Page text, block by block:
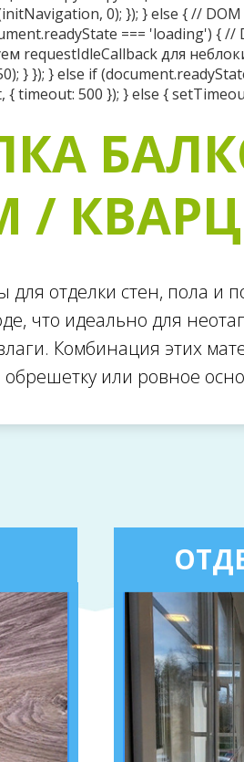
/
отделки стен, пола и
что идеально для
Комбинация этих
или ровное